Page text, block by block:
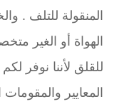
المنقولة للتلف .
الهواة أو الغير
للقلق لأننا نوفر
المعايير